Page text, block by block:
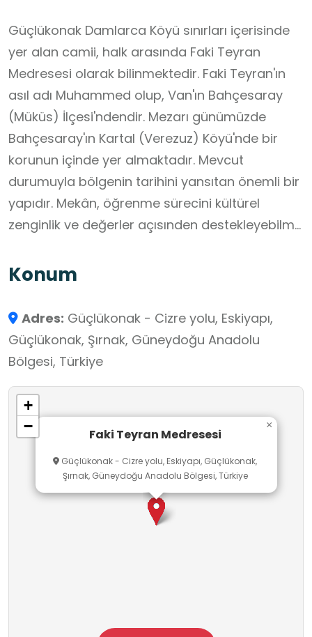
Güçlükonak Damlarca Köyü sınırları içerisinde
yer alan camii, halk arasında Faki Teyran
Medresesi olarak bilinmektedir. Faki Teyran'ın
asıl adı Muhammed olup, Van'ın Bahçesaray
(Müküs) İlçesi'ndendir. Mezarı günümüzde
Bahçesaray'ın Kartal (Verezuz) Köyü'nde bir
korunun içinde yer almaktadır. Mevcut
durumuyla bölgenin tarihini yansıtan önemli bir
yapıdır. Mekân, öğrenme sürecini kültürel
zenginlik ve değerler açısınden destekleyebilme
Konum
Adres: Güçlükonak - Cizre yolu, Eskiyapı,
Güçlükonak, Şırnak, Güneydoğu Anadolu
Bölgesi, Türkiye
Faki Teyran Medresesi
Güçlükonak - Cizre yolu, Eskiyapı, Güçlükonak,
Şırnak, Güneydoğu Anadolu Bölgesi, Türkiye
×
+
−